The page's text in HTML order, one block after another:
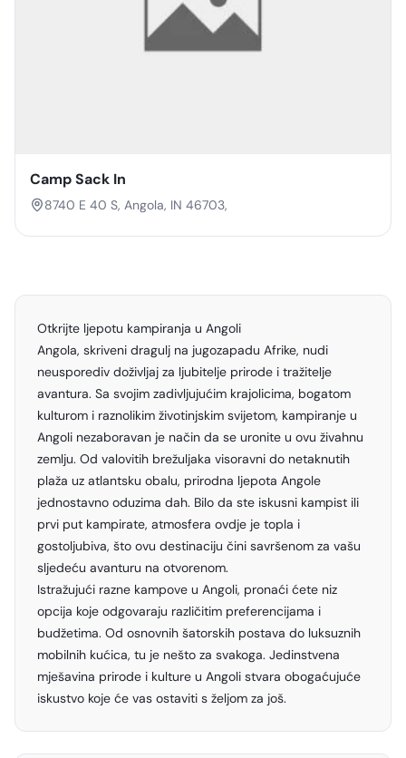
Camp Sack In
8740 E 40 S, Angola, IN 46703,
Otkrijte ljepotu kampiranja u Angoli
Angola, skriveni dragulj na jugozapadu Afrike, nudi
neusporediv doživljaj za ljubitelje prirode i tražitelje
avantura. Sa svojim zadivljujućim krajolicima, bogatom
kulturom i raznolikim životinjskim svijetom, kampiranje u
Angoli nezaboravan je način da se uronite u ovu živahnu
zemlju. Od valovitih brežuljaka visoravni do netaknutih
plaža uz atlantsku obalu, prirodna ljepota Angole
jednostavno oduzima dah. Bilo da ste iskusni kampist ili
prvi put kampirate, atmosfera ovdje je topla i
gostoljubiva, što ovu destinaciju čini savršenom za vašu
sljedeću avanturu na otvorenom.
Istražujući razne kampove u Angoli, pronaći ćete niz
opcija koje odgovaraju različitim preferencijama i
budžetima. Od osnovnih šatorskih postava do luksuznih
mobilnih kućica, tu je nešto za svakoga. Jedinstvena
mješavina prirode i kulture u Angoli stvara obogaćujuće
iskustvo koje će vas ostaviti s željom za još.